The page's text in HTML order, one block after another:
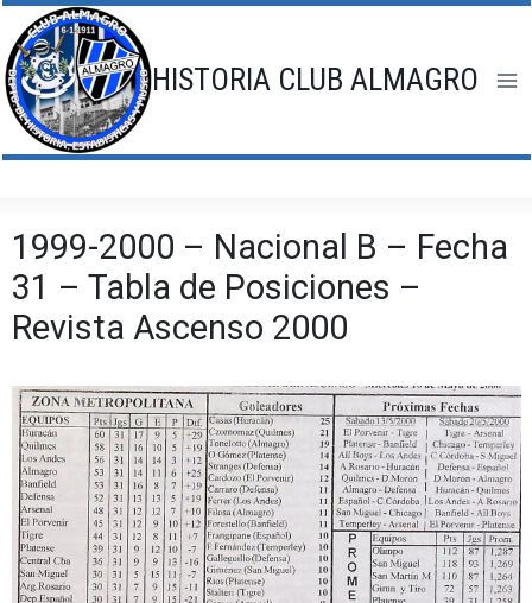
Saltar
al
contenido
HISTORIA CLUB ALMAGRO
1999-2000 – Nacional B – Fecha
31 – Tabla de Posiciones –
Revista Ascenso 2000